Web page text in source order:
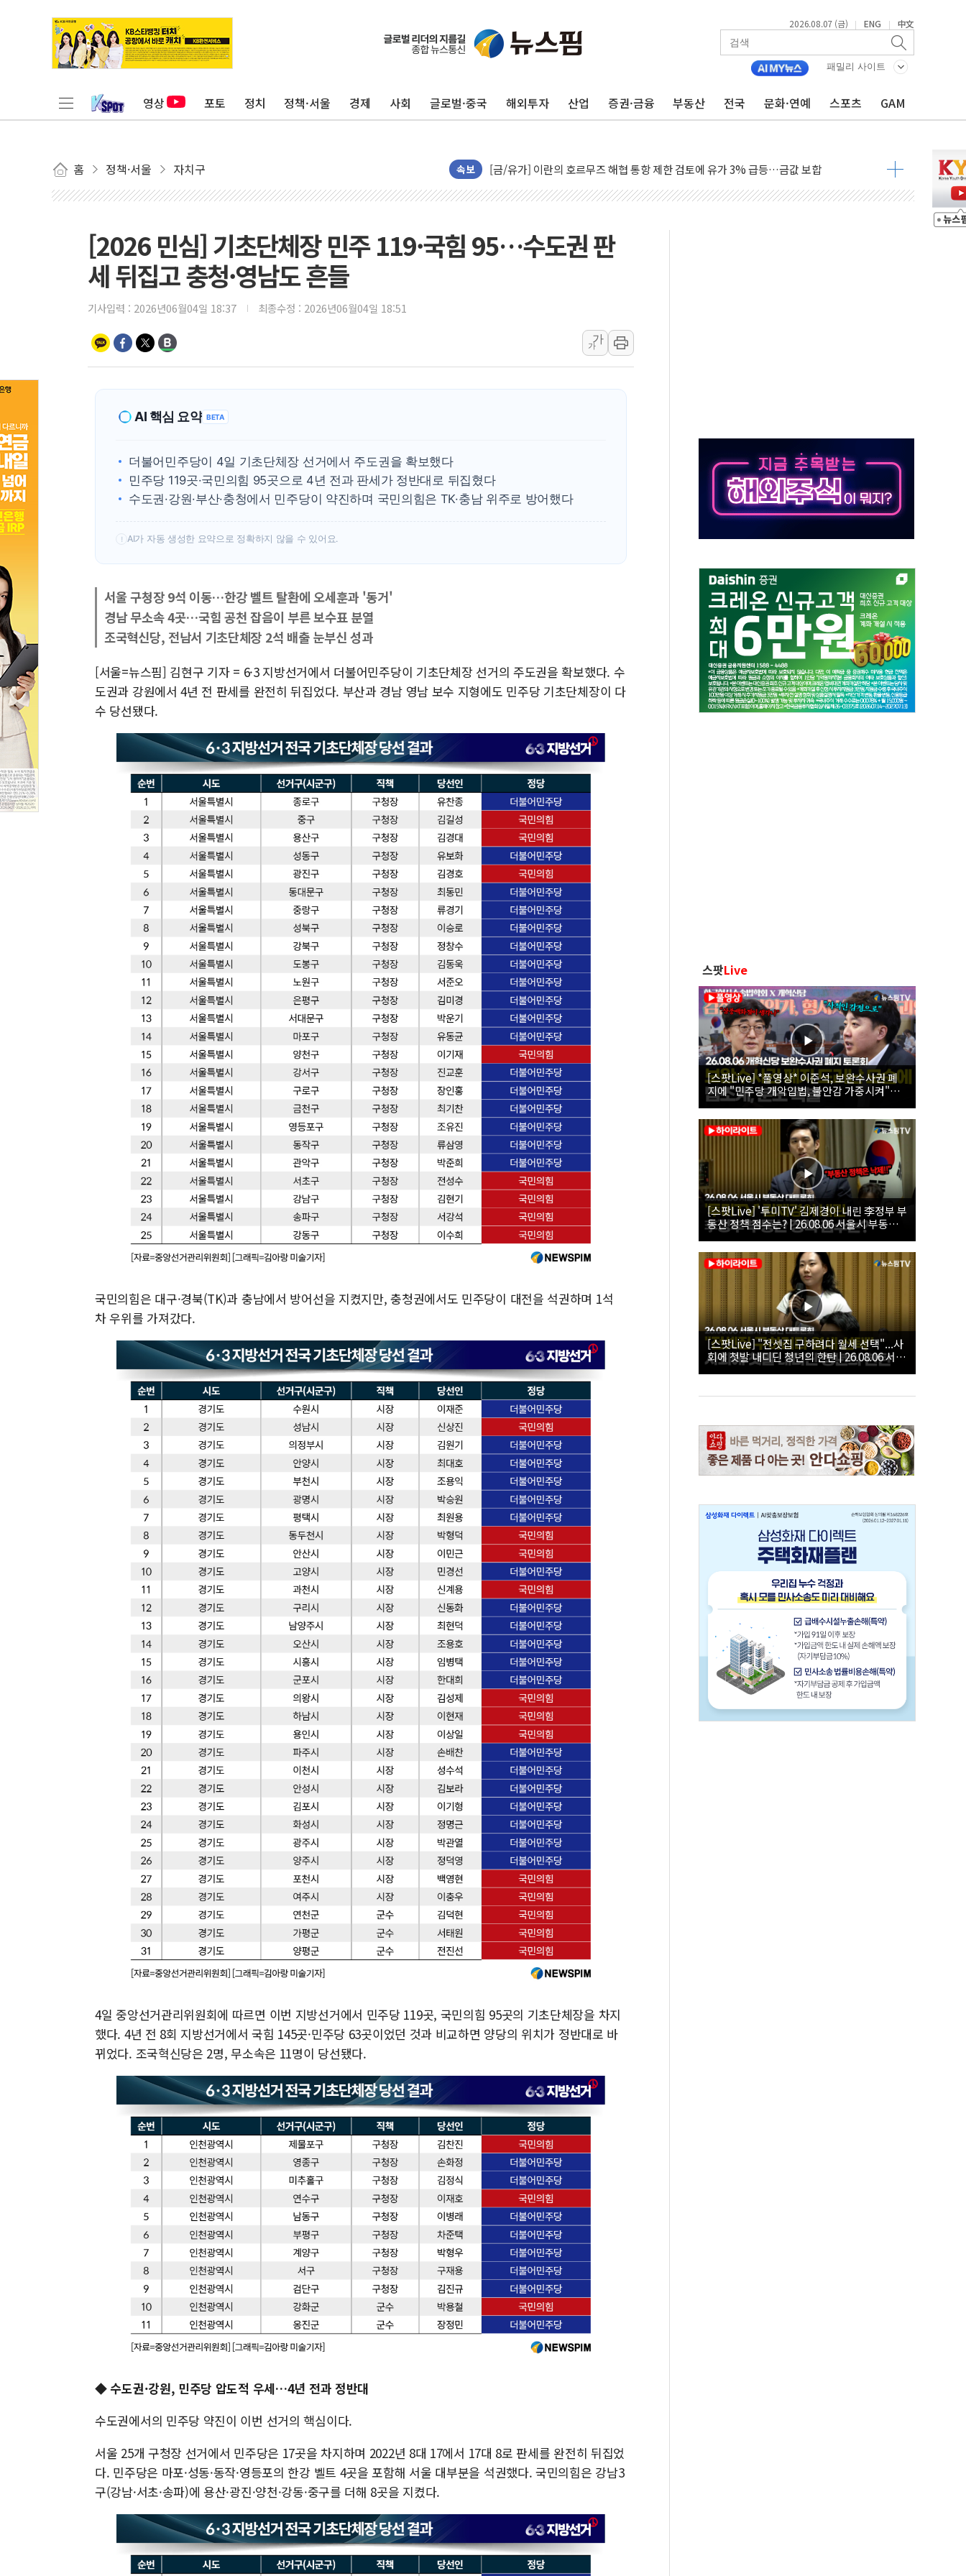
2026.08.07 (금) | ENG | 中文
패밀리 사이트
영상 포토 정치 정책·서울 경제 사회 글로벌·중국 해외투자 산업 증권·금융 부동산 전국 문화·연예 스포츠 GAM
홈 정책·서울 자치구 속보
트럼프, '원정출산 시민권 차단' 행정명령 서명…출생시민권 제한 재시동
트럼프 "이란전 조만간 끝날 것"…군수품 부족설 일축 "막대한 무기 보유"
"세금 부담 덜자"…비거주 1주택자 귀환 조짐에 전월세시장 '긴장'
세금 부담 커진 고가 1주택자…맞교환·재매수·다운사이징 '저울질'
뉴욕증시, 유가·금리 부담에 하락…다우 5거래일 랠리 '마침표'
이란, 오만과 호르무즈 해협 재개방 합의 막바지.."美와 직접 협상 없어"
李대통령, 오늘 부동산 정책 점검 2차 회의…주택 공급 대책 막바지 조율할 듯
[오늘의 정치일정] 8월 7일(금)
리투아니아 국방 "러, 우크라 드론으로 나토 회원국 공격 검토… 거짓 깃발 작전"
구광모, 내주 실리콘밸리서 젠슨 황 재회…로봇·AI 데이터센터·모빌리티 구체화
[2026 민심] 기초단체장 민주 119·국힘 95…수도권 판
세 뒤집고 충청·영남도 흔들
기사입력 : 2026년06월04일 18:37 최종수정 : 2026년06월04일 18:51
가
가
AI 핵심 요약 BETA
더불어민주당이 4일 기초단체장 선거에서 주도권을 확보했다
민주당 119곳·국민의힘 95곳으로 4년 전과 판세가 정반대로 뒤집혔다
수도권·강원·부산·충청에서 민주당이 약진하며 국민의힘은 TK·충남 위주로 방어했다
! AI가 자동 생성한 요약으로 정확하지 않을 수 있어요.
서울 구청장 9석 이동…한강 벨트 탈환에 오세훈과 '동거'
경남 무소속 4곳…국힘 공천 잡음이 부른 보수표 분열
조국혁신당, 전남서 기초단체장 2석 배출 눈부신 성과
[서울=뉴스핌] 김현구 기자 = 6·3 지방선거에서 더불어민주당이 기초단체장 선거의 주도권을 확보했다. 수
도권과 강원에서 4년 전 판세를 완전히 뒤집었다. 부산과 경남 영남 보수 지형에도 민주당 기초단체장이 다
수 당선됐다.
국민의힘은 대구·경북(TK)과 충남에서 방어선을 지켰지만, 충청권에서도 민주당이 대전을 석권하며 1석
차 우위를 가져갔다.
4일 중앙선거관리위원회에 따르면 이번 지방선거에서 민주당 119곳, 국민의힘 95곳의 기초단체장을 차지
했다. 4년 전 8회 지방선거에서 국힘 145곳·민주당 63곳이었던 것과 비교하면 양당의 위치가 정반대로 바
뀌었다. 조국혁신당은 2명, 무소속은 11명이 당선됐다.
◆ 수도권·강원, 민주당 압도적 우세…4년 전과 정반대
수도권에서의 민주당 약진이 이번 선거의 핵심이다.
서울 25개 구청장 선거에서 민주당은 17곳을 차지하며 2022년 8대 17에서 17대 8로 판세를 완전히 뒤집었
다. 민주당은 마포·성동·동작·영등포의 한강 벨트 4곳을 포함해 서울 대부분을 석권했다. 국민의힘은 강남3
구(강남·서초·송파)에 용산·광진·양천·강동·중구를 더해 8곳을 지켰다.
스팟Live
[스팟Live] *풀영상* 이준석, 보완수사권 폐
지에 "민주당 개악입법, 불안감 가중시켜"｜
26.08.06 개혁신당 보완수사권 폐지 토론회
[스팟Live] '투미TV' 김제경이 내린 李정부 부
동산 정책 점수는? | 26.08.06 서울시 부동산
대토론회
[스팟Live] "전셋집 구하려다 월세 선택"...사
회에 첫발 내디딘 청년의 한탄 | 26.08.06 서울
시 부동산 대토론회